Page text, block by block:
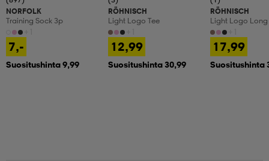
NORFOLK
Training Sock 3p
7,-
Suositushinta 9,99
RÖHNISCH
Light Logo Tee
12,99
Suositushinta 30,99
RÖHNISCH
Light Logo Long
17,99
Suositushinta